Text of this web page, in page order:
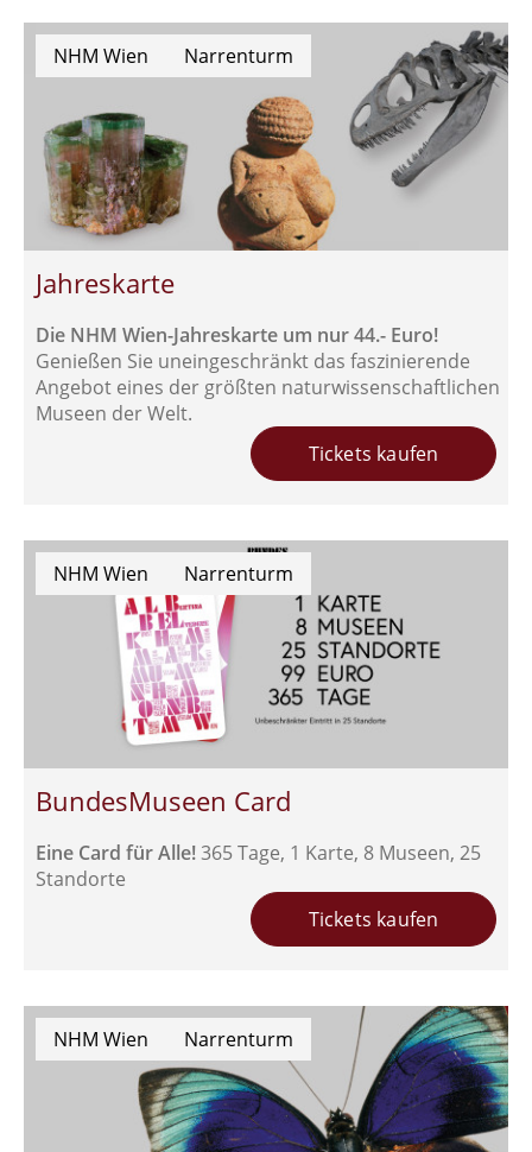
NHM Wien Narrenturm
Jahreskarte
Die NHM Wien-Jahreskarte um nur 44.- Euro!
Genießen Sie uneingeschränkt das faszinierende
Angebot eines der größten naturwissenschaftlichen
Museen der Welt.
Tickets kaufen
NHM Wien Narrenturm
BundesMuseen Card
Eine Card für Alle!365 Tage, 1 Karte, 8 Museen, 25
Standorte
Tickets kaufen
NHM Wien Narrenturm